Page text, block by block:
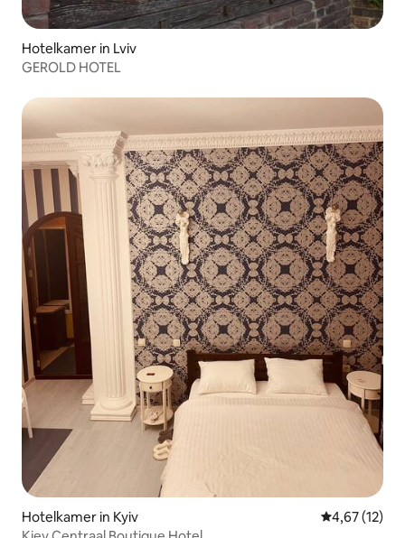
Hotelkamer in Lviv
GEROLD HOTEL
Hotelkamer in Kyiv Gemiddelde
4,67 (12)